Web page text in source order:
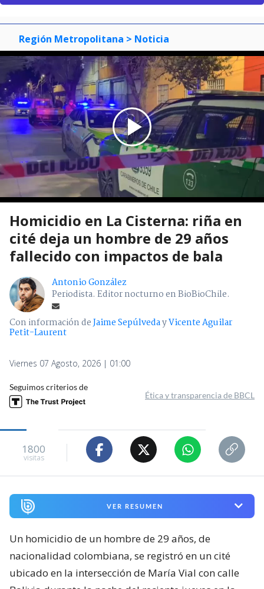
Región Metropolitana > Noticia
Homicidio en La Cisterna: riña en
cité deja un hombre de 29 años
fallecido con impactos de bala
Antonio González
Periodista. Editor nocturno en BioBioChile.
Con información deJaime SepúlvedayVicente Aguilar
Petit-Laurent
Viernes 07 Agosto, 2026 | 01:00
Seguimos criterios de
Ética y transparencia de BBCL
1800
visitas
VER RESUMEN
Un homicidio de un hombre de 29 años, de
nacionalidad colombiana, se registró en un cité
ubicado en la intersección de María Vial con calle